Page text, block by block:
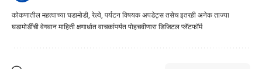
कोकणातील महत्वाच्या घडामोडी, रेल्वे, पर्यटन विषयक अपडेट्स तसेच इतरही अनेक ताज्या
घडामोडींची वेगवान माहिती क्षणार्धात वाचकांपर्यत पोहचवीणारा डिजिटल प्लॅटफॉर्म